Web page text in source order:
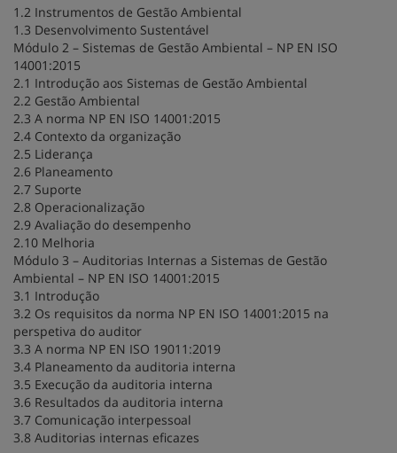
1.2 Instrumentos de Gestão Ambiental
1.3 Desenvolvimento Sustentável
Módulo 2 – Sistemas de Gestão Ambiental – NP EN ISO
14001:2015
2.1 Introdução aos Sistemas de Gestão Ambiental
2.2 Gestão Ambiental
2.3 A norma NP EN ISO 14001:2015
2.4 Contexto da organização
2.5 Liderança
2.6 Planeamento
2.7 Suporte
2.8 Operacionalização
2.9 Avaliação do desempenho
2.10 Melhoria
Módulo 3 – Auditorias Internas a Sistemas de Gestão
Ambiental – NP EN ISO 14001:2015
3.1 Introdução
3.2 Os requisitos da norma NP EN ISO 14001:2015 na
perspetiva do auditor
3.3 A norma NP EN ISO 19011:2019
3.4 Planeamento da auditoria interna
3.5 Execução da auditoria interna
3.6 Resultados da auditoria interna
3.7 Comunicação interpessoal
3.8 Auditorias internas eficazes